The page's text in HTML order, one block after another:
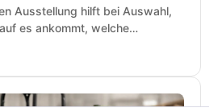
Ausstellung hilft bei Auswahl,
es ankommt, welche